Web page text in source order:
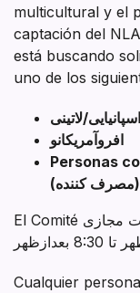
multicultural y el
captación del
está buscando
uno de los
اسپانیایی/لاتینی
افروآمریکانو
Personas
(مصرف کننده)
El Comité به صورت مجازی، el tercer jueves del mes de
Cualquier